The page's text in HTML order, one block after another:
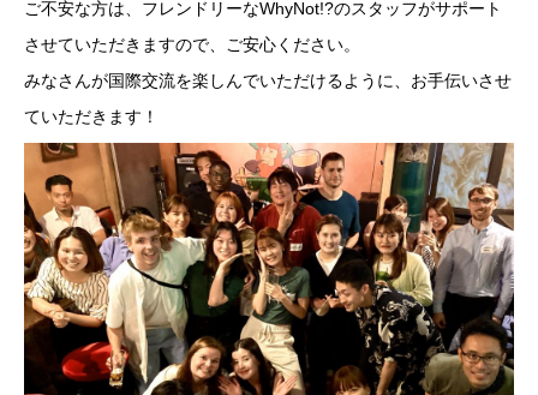
ご不安な方は、フレンドリーなWhyNot!?のスタッフがサポート
させていただきますので、ご安心ください。
みなさんが国際交流を楽しんでいただけるように、お手伝いさせ
ていただきます！